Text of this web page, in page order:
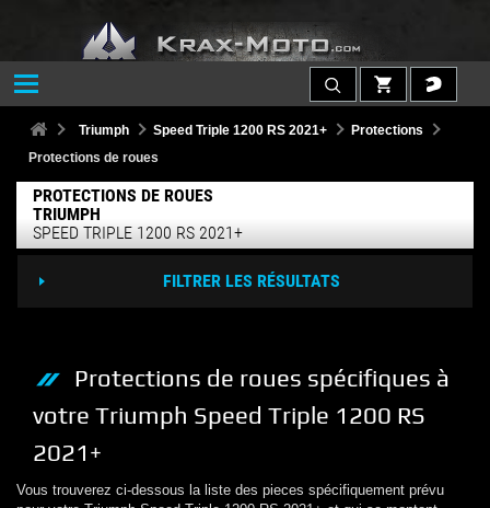
Triumph Speed Triple 1200 RS 2021+
Protections
Protections de roues
PROTECTIONS DE ROUES
TRIUMPH
SPEED TRIPLE 1200 RS 2021+
FILTRER LES RÉSULTATS
Protections de roues spécifiques à
votre Triumph Speed Triple 1200 RS
2021+
Vous trouverez ci-dessous la liste des pieces spécifiquement prévu